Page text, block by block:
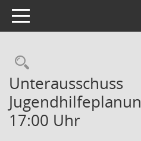
Toggle navigation
Unterausschuss
17:00 Uhr